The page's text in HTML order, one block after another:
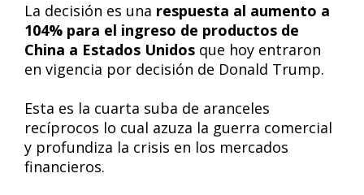
La decisión es una respuesta al aumento a
104% para el ingreso de productos de
China a Estados Unidos que hoy entraron
en vigencia por decisión de Donald Trump.
Esta es la cuarta suba de aranceles
recíprocos lo cual azuza la guerra comercial
y profundiza la crisis en los mercados
financieros.